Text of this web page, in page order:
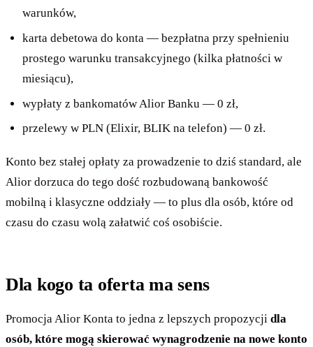
warunków,
karta debetowa do konta — bezpłatna przy spełnieniu
prostego warunku transakcyjnego (kilka płatności w
miesiącu),
wypłaty z bankomatów Alior Banku — 0 zł,
przelewy w PLN (Elixir, BLIK na telefon) — 0 zł.
Konto bez stałej opłaty za prowadzenie to dziś standard, ale
Alior dorzuca do tego dość rozbudowaną bankowość
mobilną i klasyczne oddziały — to plus dla osób, które od
czasu do czasu wolą załatwić coś osobiście.
Dla kogo ta oferta ma sens
Promocja Alior Konta to jedna z lepszych propozycji dla
osób, które mogą skierować wynagrodzenie na nowe konto